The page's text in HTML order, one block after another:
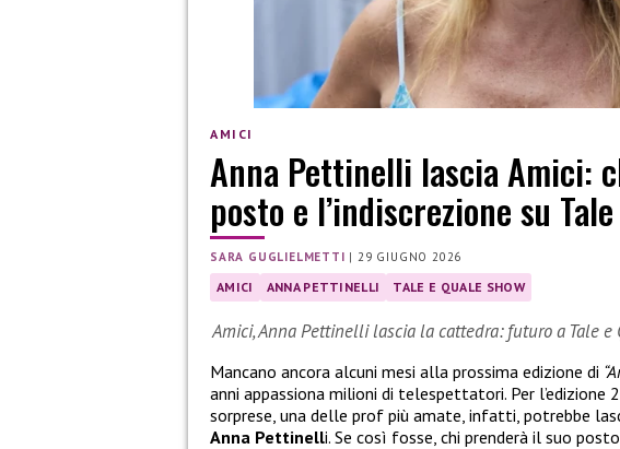
AMICI
Anna Pettinelli lascia Amici:
posto e l’indiscrezione su
SARA GUGLIELMETTI |29 GIUGNO 2026
AMICI ANNA PETTINELLI TALE E QUALE SHOW
Amici, Anna Pettinelli lascia la cattedra: futuro a Tale e
Mancano ancora alcuni mesi alla prossima edizione di
anni appassiona milioni di telespettatori. Per
sorprese, una delle prof più amate, infatti, potrebbe
Anna Pettinelli. Se così fosse, chi prenderà il suo